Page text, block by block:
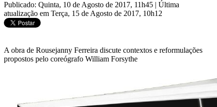
Publicado: Quinta, 10 de Agosto de 2017, 11h45 | Última
atualização em Terça, 15 de Agosto de 2017, 10h12
A obra de Rousejanny Ferreira discute contextos e reformulações
propostos pelo coreógrafo William Forsythe